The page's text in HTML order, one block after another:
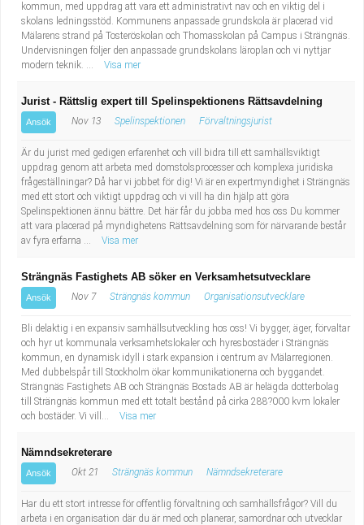
kommun, med uppdrag att vara ett administrativt nav och en viktig del i
skolans ledningsstöd. Kommunens anpassade grundskola är placerad vid
Mälarens strand på Tosteröskolan och Thomasskolan på Campus i Strängnäs.
Undervisningen följer den anpassade grundskolans läroplan och vi nyttjar
modern teknik. ...
Visa mer
Jurist - Rättslig expert till Spelinspektionens Rättsavdelning
Ansök Nov 13 Spelinspektionen Förvaltningsjurist
Är du jurist med gedigen erfarenhet och vill bidra till ett samhällsviktigt
uppdrag genom att arbeta med domstolsprocesser och komplexa juridiska
frågeställningar? Då har vi jobbet för dig! Vi är en expertmyndighet i Strängnäs
med ett stort och viktigt uppdrag och vi vill ha din hjälp att göra
Spelinspektionen ännu bättre. Det här får du jobba med hos oss Du kommer
att vara placerad på myndighetens Rättsavdelning som för närvarande består
av fyra erfarna ...
Visa mer
Strängnäs Fastighets AB söker en Verksamhetsutvecklare
Ansök Nov 7 Strängnäs kommun Organisationsutvecklare
Bli delaktig i en expansiv samhällsutveckling hos oss! Vi bygger, äger, förvaltar
och hyr ut kommunala verksamhetslokaler och hyresbostäder i Strängnäs
kommun, en dynamisk idyll i stark expansion i centrum av Mälarregionen.
Med dubbelspår till Stockholm ökar kommunikationerna och byggandet.
Strängnäs Fastighets AB och Strängnäs Bostads AB är helägda dotterbolag
till Strängnäs kommun med ett totalt bestånd på cirka 288?000 kvm lokaler
och bostäder. Vi vill...
Visa mer
Nämndsekreterare
Ansök Okt 21 Strängnäs kommun Nämndsekreterare
Har du ett stort intresse för offentlig förvaltning och samhällsfrågor? Vill du
arbeta i en organisation där du är med och planerar, samordnar och utvecklar